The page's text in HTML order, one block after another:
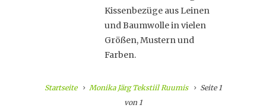
Kissenbezüge aus Leinen
und Baumwolle in vielen
Größen, Mustern und
Farben.
Startseite Monika Järg Tekstiil Ruumis
Seite 1
von 1